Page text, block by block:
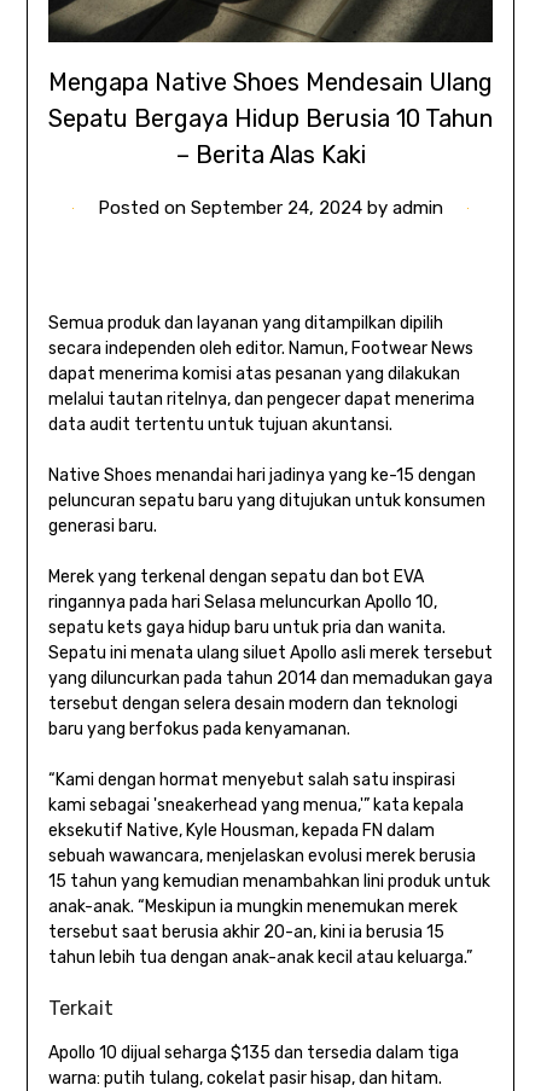
Mengapa Native Shoes Mendesain Ulang
Sepatu Bergaya Hidup Berusia 10 Tahun
– Berita Alas Kaki
Posted on September 24, 2024 by admin
Semua produk dan layanan yang ditampilkan dipilih
secara independen oleh editor. Namun, Footwear News
dapat menerima komisi atas pesanan yang dilakukan
melalui tautan ritelnya, dan pengecer dapat menerima
data audit tertentu untuk tujuan akuntansi.
Native Shoes menandai hari jadinya yang ke-15 dengan
peluncuran sepatu baru yang ditujukan untuk konsumen
generasi baru.
Merek yang terkenal dengan sepatu dan bot EVA
ringannya pada hari Selasa meluncurkan Apollo 10,
sepatu kets gaya hidup baru untuk pria dan wanita.
Sepatu ini menata ulang siluet Apollo asli merek tersebut
yang diluncurkan pada tahun 2014 dan memadukan gaya
tersebut dengan selera desain modern dan teknologi
baru yang berfokus pada kenyamanan.
“Kami dengan hormat menyebut salah satu inspirasi
kami sebagai 'sneakerhead yang menua,'” kata kepala
eksekutif Native, Kyle Housman, kepada FN dalam
sebuah wawancara, menjelaskan evolusi merek berusia
15 tahun yang kemudian menambahkan lini produk untuk
anak-anak. “Meskipun ia mungkin menemukan merek
tersebut saat berusia akhir 20-an, kini ia berusia 15
tahun lebih tua dengan anak-anak kecil atau keluarga.”
Terkait
Apollo 10 dijual seharga $135 dan tersedia dalam tiga
warna: putih tulang, cokelat pasir hisap, dan hitam.